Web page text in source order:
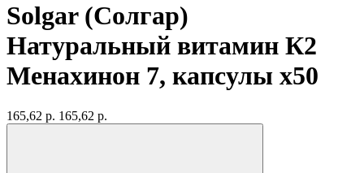
Solgar (Солгар)
Натуральный витамин К2
Менахинон 7, капсулы x50
165,62 р. 165,62 р.